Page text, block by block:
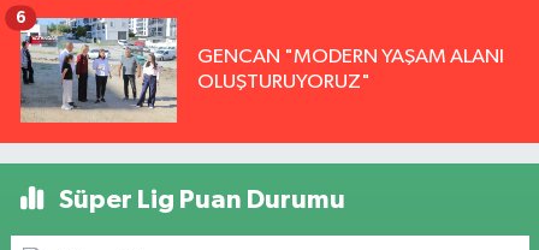
GENCAN "MODERN YAŞAM ALANI
OLUŞTURUYORUZ"
6
Süper Lig Puan Durumu